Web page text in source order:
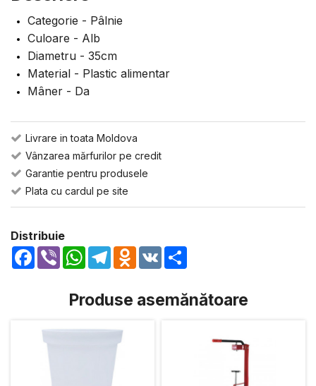
Categorie - Pâlnie
Culoare - Alb
Diametru - 35cm
Material - Plastic alimentar
Mâner - Da
Livrare in toata Moldova
Vânzarea mărfurilor pe credit
Garantie pentru produsele
Plata cu cardul pe site
Distribuie
Facebook
Viber WhatsApp
TelegramOdnoklassniki
VK
Produse asemănătoare